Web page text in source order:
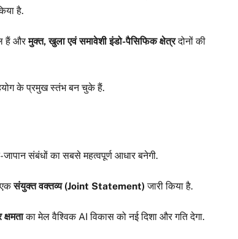
है.
हैं औरमुक्त, खुला एवं समावेशी इंडो-पैसिफिक क्षेत्रदोनों की
के प्रमुख स्तंभ बन चुके हैं.
संबंधों का सबसे महत्वपूर्ण आधार बनेगी.
एकसंयुक्त वक्तव्य (Joint Statement) जारी किया है.
का मेल वैश्विक AI विकास को नई दिशा और गति देगा.